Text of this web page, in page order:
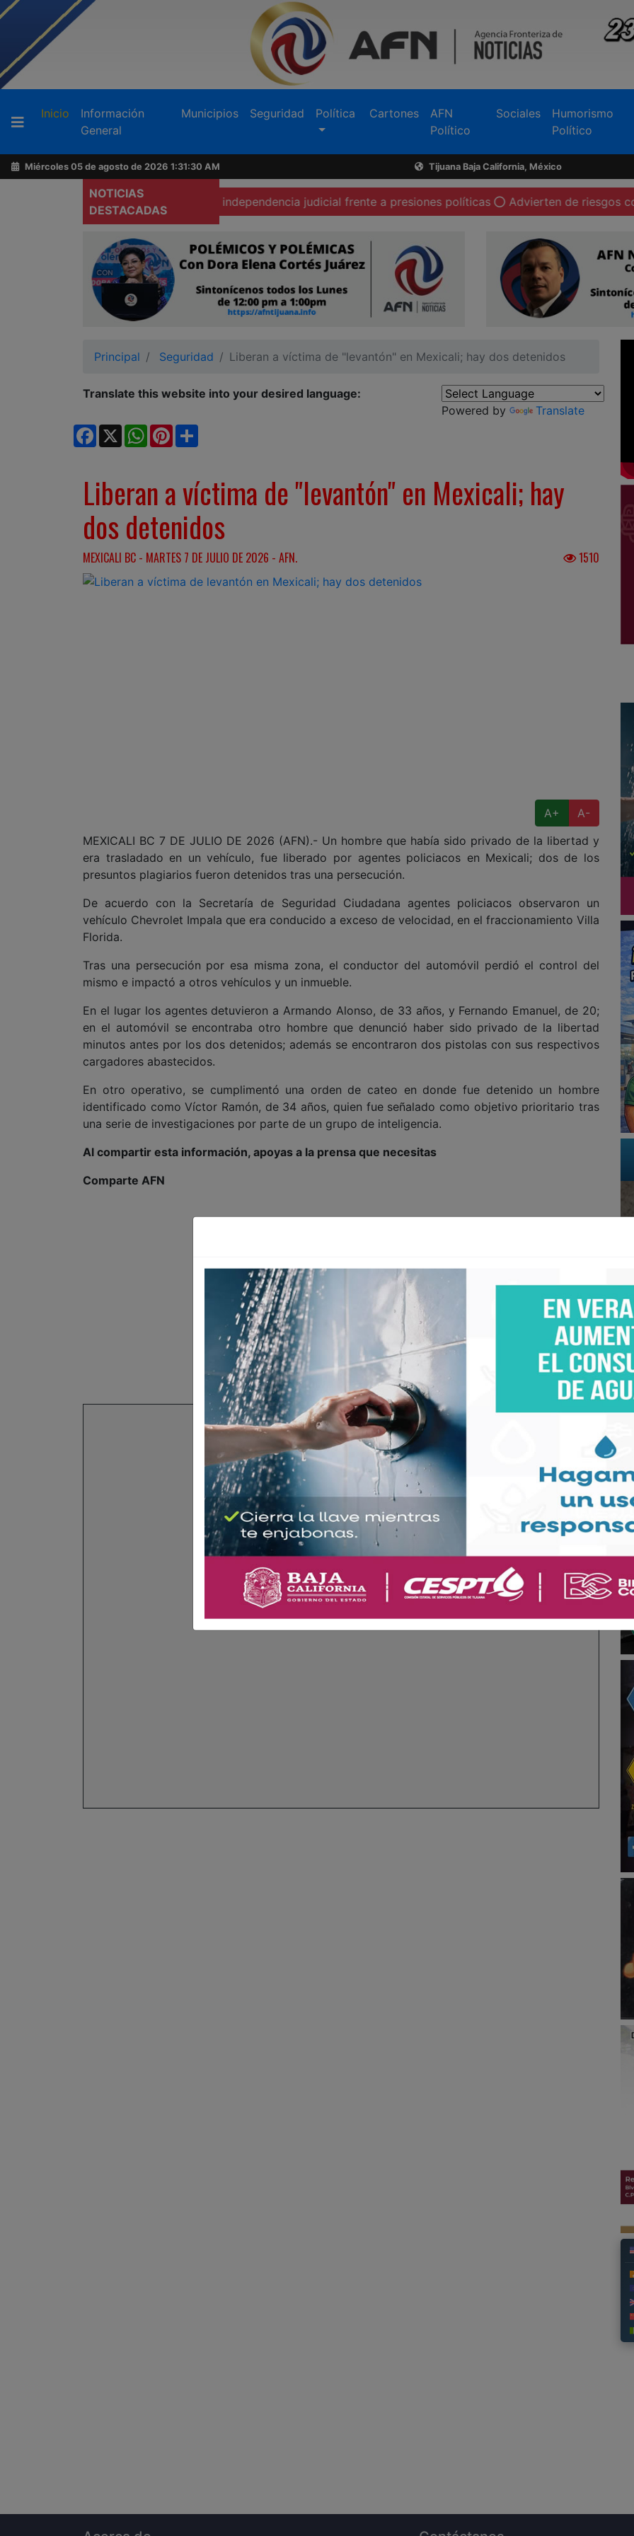
Inicio (current)
Información
General
Municipios Seguridad Política Cartones
AFN
Político
Sociales
Humorismo
Político
Miércoles 05 de agosto de 2026 1:31:31 AM Tijuana Baja California, México
NOTICIAS
DESTACADAS
Exige Barra de Abogadas independencia judicial frente a presiones políticas Advierten de riesgos contra
Principal Seguridad Liberan a víctima de "levantón" en Mexicali; hay dos detenidos
Translate this website into your desired language:
Powered by
Translate
Facebook
X WhatsApp
Pinterest
Liberan a víctima de "levantón" en Mexicali; hay
dos detenidos
MEXICALI BC - MARTES 7 DE JULIO DE 2026 - AFN. 1510
A+
A-
MEXICALI BC 7 DE JULIO DE 2026 (AFN).- Un hombre que había sido privado de la libertad y
era trasladado en un vehículo, fue liberado por agentes policiacos en Mexicali; dos de los
presuntos plagiarios fueron detenidos tras una persecución.
De acuerdo con la Secretaría de Seguridad Ciudadana agentes policiacos observaron un
vehículo Chevrolet Impala que era conducido a exceso de velocidad, en el fraccionamiento Villa
Florida.
Tras una persecución por esa misma zona, el conductor del automóvil perdió el control del
mismo e impactó a otros vehículos y un inmueble.
En el lugar los agentes detuvieron a Armando Alonso, de 33 años, y Fernando Emanuel, de 20;
en el automóvil se encontraba otro hombre que denunció haber sido privado de la libertad
minutos antes por los dos detenidos; además se encontraron dos pistolas con sus respectivos
cargadores abastecidos.
En otro operativo, se cumplimentó una orden de cateo en donde fue detenido un hombre
identificado como Víctor Ramón, de 34 años, quien fue señalado como objetivo prioritario tras
una serie de investigaciones por parte de un grupo de inteligencia.
Al compartir esta información, apoyas a la prensa que necesitas
Comparte AFN
Buscador
Acerca
de